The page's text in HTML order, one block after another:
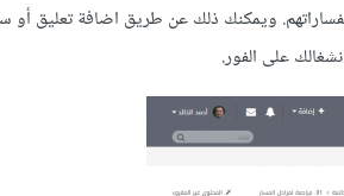
ويمكنك ذلك عن طريق اضافة تعليق
على الفور.